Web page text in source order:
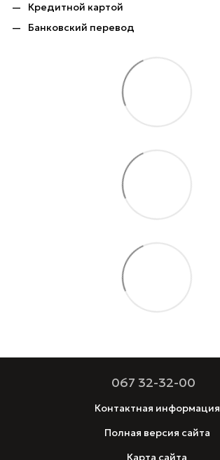
Кредитной картой
Банковский перевод
067 32-32-00
Контактная информация
Полная версия сайта
Карта сайта